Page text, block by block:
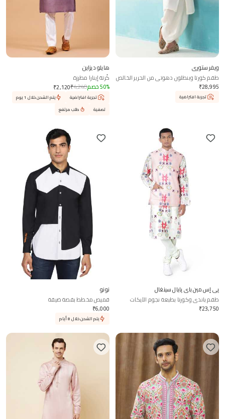
ويفر ستوري
طقم كورتا وبنطلون دهوتي من الحرير الخالص
₹28,995
تجربة افتراضية
هايلو ديزاين
كُرتة إينارا مطرزة
₹2,120₹4,240 50% خصم
تجربة افتراضية
يتم الشحن خلال 1 يوم
تصفية
طلب مرتفع
پي إس مين باي پايال سينغال
طقم باندي وكورتا بطبعة نجوم الآيكات
₹23,750
نونو
قميص مخطط بقصة ضيقة
₹6,000
يتم الشحن خلال 8 أيام